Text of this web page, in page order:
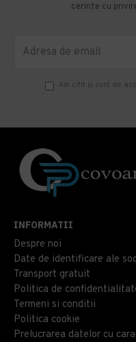
cerinte cu
Am citit şi sunt de
INFORMATII
Despre noi
Date de identificare ale
Transport gratuit
Politica de
Termeni si conditii
Politica cookie
Prelucrarea datelor cu